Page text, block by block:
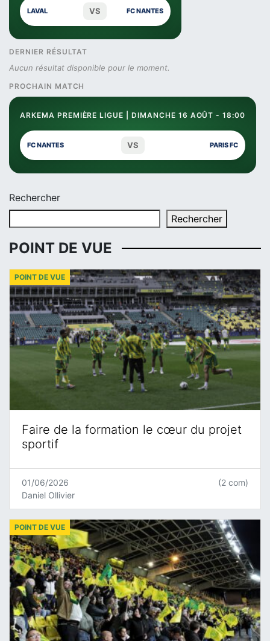
LAVAL VS FC NANTES
DERNIER RÉSULTAT
Aucun résultat disponible pour le moment.
PROCHAIN MATCH
ARKEMA PREMIÈRE LIGUE | DIMANCHE 16 AOÛT - 18:00
FC NANTES VS PARIS FC
Rechercher
Rechercher
POINT DE VUE
Faire de la formation le cœur du projet
sportif
POINT DE VUE
01/06/2026
Daniel Ollivier
(2 com)
POINT DE VUE